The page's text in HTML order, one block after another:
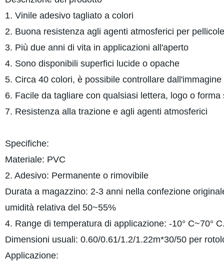
1. Vinile adesivo tagliato a colori
2. Buona resistenza agli agenti atmosferici per
3. Più due anni di vita in applicazioni all'aperto
4. Sono disponibili superfici lucide o opache
5. Circa 40 colori, è possibile controllare dall'immagine
6. Facile da tagliare con qualsiasi lettera, logo o forma
7. Resistenza alla trazione e agli agenti atmosferici
Specifiche:
Materiale: PVC
2. Adesivo: Permanente o rimovibile
Durata a magazzino: 2-3 anni nella confezione
umidità relativa del 50~55%
4. Range di temperatura di applicazione: -10° C~70°
Dimensioni usuali: 0.60/0.61/1.2/1.22m*30/50 per
Applicazione: